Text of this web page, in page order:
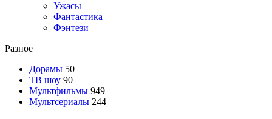
Ужасы
Фантастика
Фэнтези
Разное
Дорамы 50
ТВ шоу 90
Мультфильмы 949
Мультсериалы 244